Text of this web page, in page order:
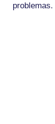
problemas.